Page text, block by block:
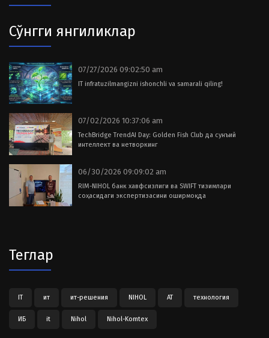
Сўнгги янгиликлар
07/27/2026 09:02:50 am
IT infratuzilmangizni ishonchli va samarali qiling!
07/02/2026 10:37:06 am
TechBridge TrendAI Day: Golden Fish Club да сунъий
интеллект ва нетворкинг
06/30/2026 09:09:02 am
RIM-NIHOL банк хавфсизлиги ва SWIFT тизимлари
соҳасидаги экспертизасини оширмоқда
Теглар
IT ит ит-решения NIHOL АТ технология
ИБ it Nihol Nihol-Komtex